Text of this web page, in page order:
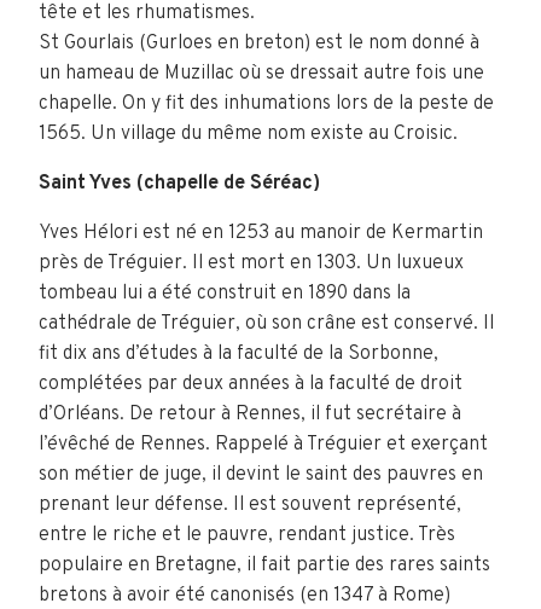
tête et les rhumatismes.
St Gourlais (Gurloes en breton) est le nom donné à
un hameau de Muzillac où se dressait autre fois une
chapelle. On y fit des inhumations lors de la peste de
1565. Un village du même nom existe au Croisic.
Saint Yves (chapelle de Séréac)
Yves Hélori est né en 1253 au manoir de Kermartin
près de Tréguier. Il est mort en 1303. Un luxueux
tombeau lui a été construit en 1890 dans la
cathédrale de Tréguier, où son crâne est conservé. Il
fit dix ans d’études à la faculté de la Sorbonne,
complétées par deux années à la faculté de droit
d’Orléans. De retour à Rennes, il fut secrétaire à
l’évêché de Rennes. Rappelé à Tréguier et exerçant
son métier de juge, il devint le saint des pauvres en
prenant leur défense. Il est souvent représenté,
entre le riche et le pauvre, rendant justice. Très
populaire en Bretagne, il fait partie des rares saints
bretons à avoir été canonisés (en 1347 à Rome)